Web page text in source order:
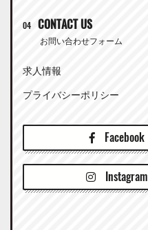
04 CONTACT US
お問い合わせフォーム
求人情報
プライバシーポリシー
Facebook
Instagram